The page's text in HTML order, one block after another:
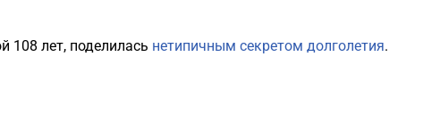
108 лет, поделилась нетипичным секретом долголетия.